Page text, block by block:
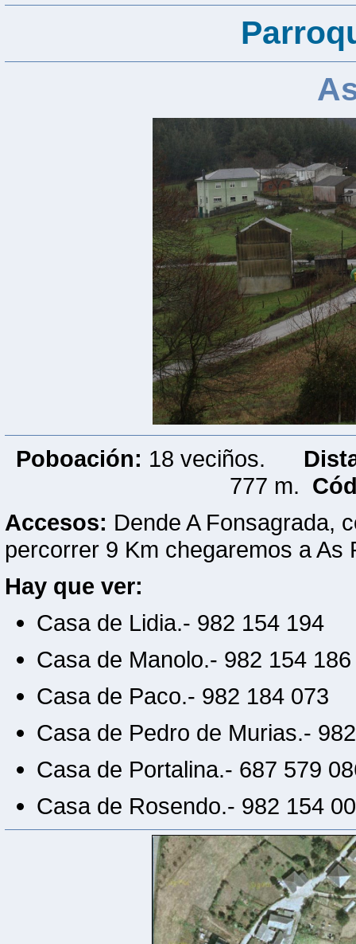
Poboación: 18 veciños.
777 m.
Accesos: Dende A Fonsagrada,
percorrer 9 Km chegaremos a As
Hay que ver:
Casa de Lidia.- 982 154 194
Casa de Manolo.- 982 154 186
Casa de Paco.- 982 184 073
Casa de Pedro de Murias.-
Casa de Portalina.- 687 579
Casa de Rosendo.- 982 154